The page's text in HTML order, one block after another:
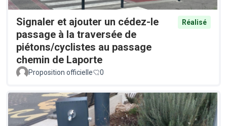
Signaler et ajouter un cédez-le
passage à la traversée de
piétons/cyclistes au passage
chemin de Laporte
Réalisé
Proposition officielle 0